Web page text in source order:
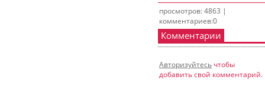
просмотров: 4863 |
комментариев:0
Комментарии
Авторизуйтесь чтобы
добавить свой комментарий.